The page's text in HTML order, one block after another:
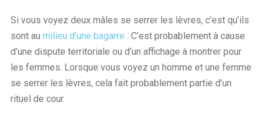
Si vous voyez deux mâles se serrer les lèvres, c’est qu’ils
sont au milieu d’une bagarre . C’est probablement à cause
d’une dispute territoriale ou d’un affichage à montrer pour
les femmes. Lorsque vous voyez un homme et une femme
se serrer les lèvres, cela fait probablement partie d’un
rituel de cour.